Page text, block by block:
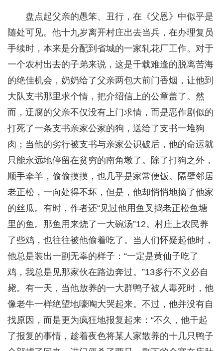
盘点起父亲的愚笨、丑行，在《父恩》中似乎是
随处可见。他十九岁离开村庄出去当兵，在办理复员
手续时，本来是分配到省城的一家轧花厂工作。对于
一个农村出去的子弟来说，这是千载难逢的脱离苦海
的绝佳机会，奶奶给了父亲两包大前门香烟，让他到
大队支书那里求个情，把介绍信上的公章盖了。然
而，迂腐的父亲不仅没有上门求情，而是恶作剧似的
打死了一条支书亲家公家的狗，送给了支书一堆狗
肉；当他的劣行被支书与亲家公识破后，他的命运就
只能永远地停留在贫穷的南角墩了。除了打狗之外，
顺手牵羊，偷偷摸摸，也几乎是家常便饭。隔壁邻居
老正松，一向处得不坏，但是，他却悄悄地摘了他家
的丝瓜。有时，作者还“见过他用鱼叉捣老正松鱼塘
里的鱼。那鱼用来烧了一大碗汤”12。村庄上农民养
了些鸡，也往往被他偷着吃了。当人们怀疑起他时，
他总是装出一副无辜的样子：“一定是黄仙子吃了
鸡，我总是见那家伙在路边奔过。”13多行不义必自
毙。有一天，当他放养的一大群鸭子被人毒死时，他
像老牛一样绝望地嚎啕大哭起来。不过，他并没有自
找原因，而是更为疯狂地报复起来：“不久，他干起
了报复的事情，趁着夜色将某人家散养的十几只鸭子